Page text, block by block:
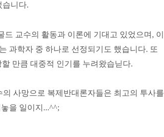
습니다.
교수의 활동과 이론에 기대고 있었으며, 이
과학자 중 하나로 선정되기도 했습니다. 또
만큼 대중적 인기를 누려왔습닏다.
사망으로 복제반대론자들은 최고의 투사를
을 일이지...^^;